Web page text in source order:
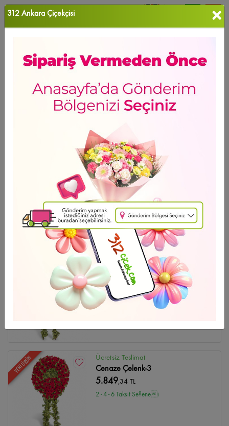
Ana Sayfa GÖNDERİM TÜRÜ Cenaze Çelenkleri
Sıralama
Cenaze Çelenkleri
Ücretsiz Teslimat
Cenaze Çelenk-1
5.758,84 TL
2 - 4 - 6 Taksit Se?enei
Ücretsiz Teslimat
Cenaze Çelenk-2
5.741 ,39 TL
2 - 4 - 6 Taksit Se?enei
YENİ ÜRÜN Ücretsiz Teslimat
Cenaze Çelenk-3
5.849,34 TL
2 - 4 - 6 Taksit Se?enei
312 Ankara Çiçekçisi ×